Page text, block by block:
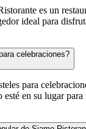
es un
ideal para
celebraciones?
para
esté en su lugar